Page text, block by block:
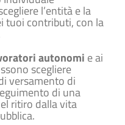
l’entità e la
tuoi contributi, con la
autonomi e ai
scegliere
versamento di
di una
ritiro dalla vita